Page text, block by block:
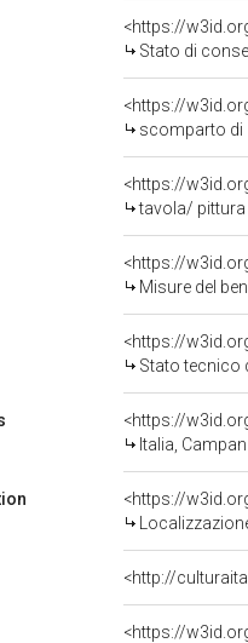
<https://
Stato di
<https://
scomparto di
<https://
tavola/
<https://
Misure del
<https://
Stato tecnico
<https://
Italia,
<https://
<http://
<https://